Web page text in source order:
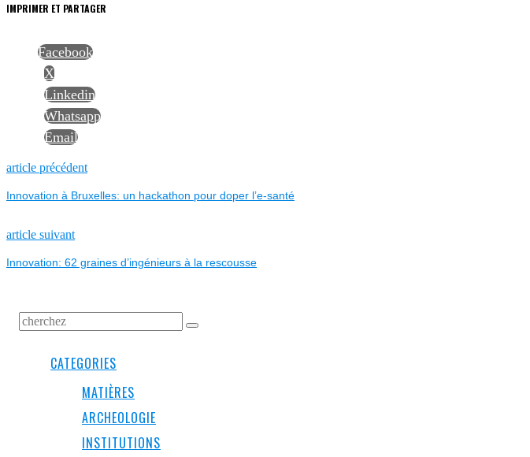
IMPRIMER ET PARTAGER
Facebook
X
Linkedin
Whatsapp
Email
NAVIGATION
DE
L’ARTICLE
article précédentPrevious
Innovation à Bruxelles: un hackathon pour doper l’e-santé
article suivantNext
Innovation: 62 graines d’ingénieurs à la rescousse
CATEGORIES
MATIÈRES
ARCHEOLOGIE
INSTITUTIONS